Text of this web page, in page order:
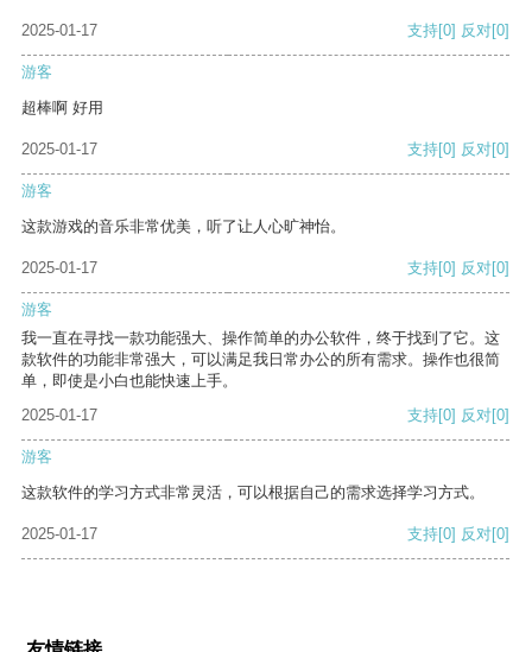
2025-01-17 支持[0] 反对[0]
游客
超棒啊 好用
2025-01-17 支持[0] 反对[0]
游客
这款游戏的音乐非常优美，听了让人心旷神怡。
2025-01-17 支持[0] 反对[0]
游客
我一直在寻找一款功能强大、操作简单的办公软件，终于找到了它。这
款软件的功能非常强大，可以满足我日常办公的所有需求。操作也很简
单，即使是小白也能快速上手。
2025-01-17
支持[0] 反对[0]
游客
这款软件的学习方式非常灵活，可以根据自己的需求选择学习方式。
2025-01-17 支持[0] 反对[0]